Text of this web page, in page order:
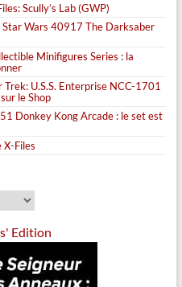
Scully’s Lab (GWP)
Star Wars 40917 The Darksaber
Minifigures Series : la
U.S.S. Enterprise NCC-1701
le Shop
Donkey Kong Arcade : le set est
Files